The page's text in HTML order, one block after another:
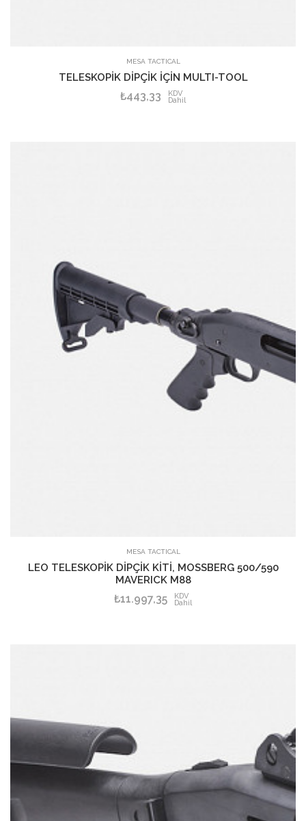
SEPETE EKLE
MESA TACTICAL
TELESKOPİK DİPÇİK İÇİN MULTI-TOOL
₺443,33 KDV
Dahil
SEPETE EKLE
MESA TACTICAL
LEO TELESKOPİK DİPÇİK KİTİ, MOSSBERG 500/590
MAVERICK M88
₺11.997,35 KDV
Dahil